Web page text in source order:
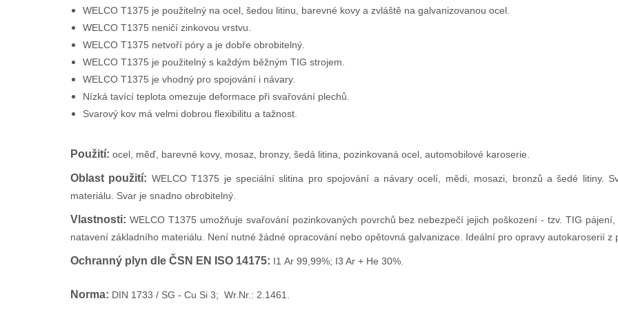
WELCO T1375 je použitelný na ocel, šedou litinu, barevné kovy a zvláště na galvanizovanou ocel.
WELCO T1375 neničí zinkovou vrstvu.
WELCO T1375 netvoří póry a je dobře obrobitelný.
WELCO T1375 je použitelný s každým běžným TIG strojem.
WELCO T1375 je vhodný pro spojování i návary.
Nízká tavící teplota omezuje deformace při svařování plechů.
Svarový kov má velmi dobrou flexibilitu a tažnost.
Použití: ocel, měď, barevné kovy, mosaz, bronzy, šedá litina, pozinkovaná ocel, automobilové karoserie.
Oblast použití: WELCO T1375 je speciální slitina pro spojování a návary ocelí, mědi, mosazi, bronzů a šedé litiny.
materiálu. Svar je snadno obrobitelný.
Vlastnosti: WELCO T1375 umožňuje svařování pozinkovaných povrchů bez nebezpečí jejich poškození - tzv. TIG
natavení základního materiálu. Není nutné žádné opracování nebo opětovná galvanizace. Ideální pro opravy autokaroserií z
Ochranný plyn dle ČSN EN ISO 14175: I1 Ar 99,99%; I3 Ar + He 30%.
Norma: DIN 1733 / SG - Cu Si 3; Wr.Nr.: 2.1461.